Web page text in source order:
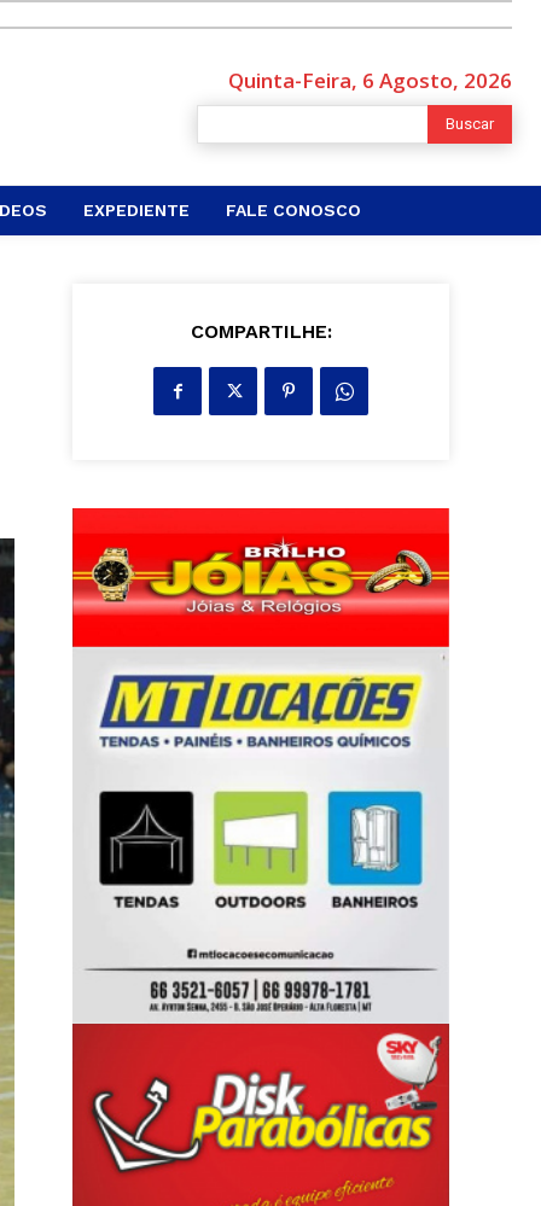
Quinta-Feira, 6 Agosto, 2026
Buscar
EXPEDIENTE FALE CONOSCO
COMPARTILHE: